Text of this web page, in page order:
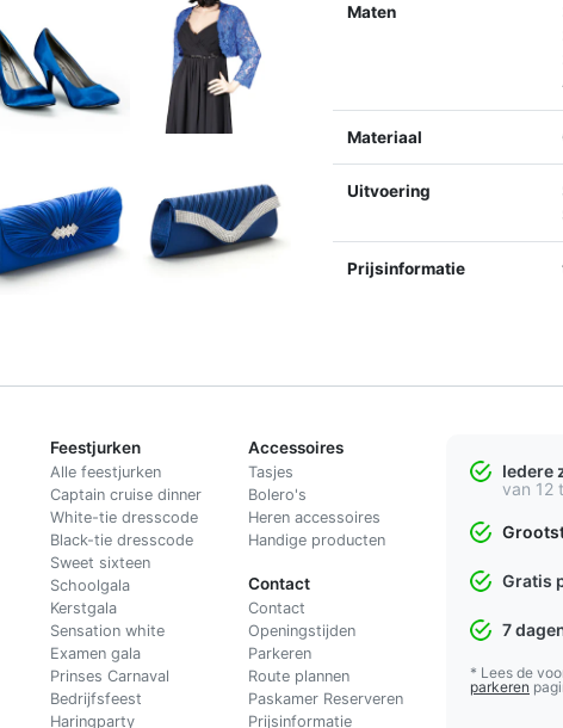
Maten
Materiaal
Uitvoering
Prijsinformatie
Feestjurken
Alle feestjurken
Captain cruise dinner
White-tie dresscode
Black-tie dresscode
Sweet sixteen
Schoolgala
Kerstgala
Sensation white
Examen gala
Prinses Carnaval
Bedrijfsfeest
Haringparty
Accessoires
Tasjes
Bolero's
Heren accessoires
Handige producten
Contact
Contact
Openingstijden
Parkeren
Route plannen
Paskamer Reserveren
Prijsinformatie
Iedere
van 12
Gratis
7
* Lees de
parkeren